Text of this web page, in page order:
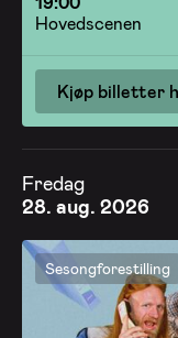
Hovedscenen
Kjøp billetter
Fredag
28. aug. 2026
Sesongforestilling